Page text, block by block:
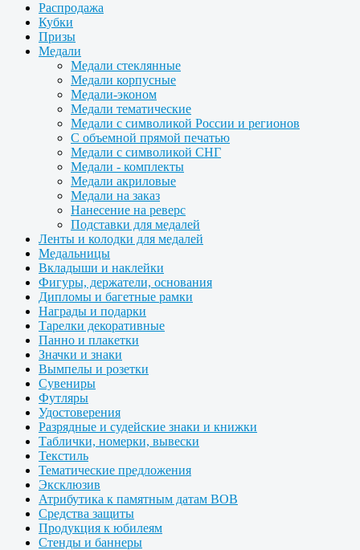
Распродажа
Кубки
Призы
Медали
Медали стеклянные
Медали корпусные
Медали-эконом
Медали тематические
Медали с символикой России и регионов
С объемной прямой печатью
Медали с символикой СНГ
Медали - комплекты
Медали акриловые
Медали на заказ
Нанесение на реверс
Подставки для медалей
Ленты и колодки для медалей
Медальницы
Вкладыши и наклейки
Фигуры, держатели, основания
Дипломы и багетные рамки
Награды и подарки
Тарелки декоративные
Панно и плакетки
Значки и знаки
Вымпелы и розетки
Сувениры
Футляры
Удостоверения
Разрядные и судейские знаки и книжки
Таблички, номерки, вывески
Текстиль
Тематические предложения
Эксклюзив
Атрибутика к памятным датам ВОВ
Средства защиты
Продукция к юбилеям
Стенды и баннеры